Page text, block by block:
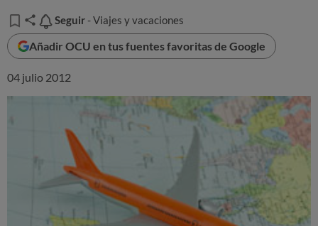
Seguir
Seguir - Viajes y vacaciones
Añadir OCU en tus fuentes favoritas de Google
04 julio 2012